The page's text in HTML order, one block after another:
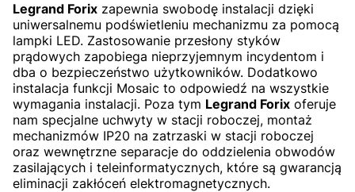
Legrand Forix zapewnia swobodę instalacji dzięki
uniwersalnemu podświetleniu mechanizmu za pomocą
lampki LED. Zastosowanie przesłony styków
prądowych zapobiega nieprzyjemnym incydentom i
dba o bezpieczeństwo użytkowników. Dodatkowo
instalacja funkcji Mosaic to odpowiedź na wszystkie
wymagania instalacji. Poza tym Legrand Forix oferuje
nam specjalne uchwyty w stacji roboczej, montaż
mechanizmów IP20 na zatrzaski w stacji roboczej
oraz wewnętrzne separacje do oddzielenia obwodów
zasilających i teleinformatycznych, które są gwarancją
eliminacji zakłóceń elektromagnetycznych.